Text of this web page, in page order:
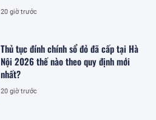
20 giờ trước
Thủ tục đính chính sổ đỏ đã cấp tại Hà
Nội 2026 thế nào theo quy định mới
nhất?
20 giờ trước